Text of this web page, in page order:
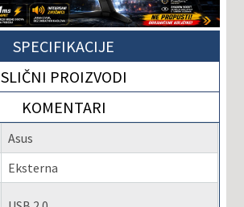
SPECIFIKACIJE
SLIČNI PROIZVODI
KOMENTARI
Asus
Eksterna